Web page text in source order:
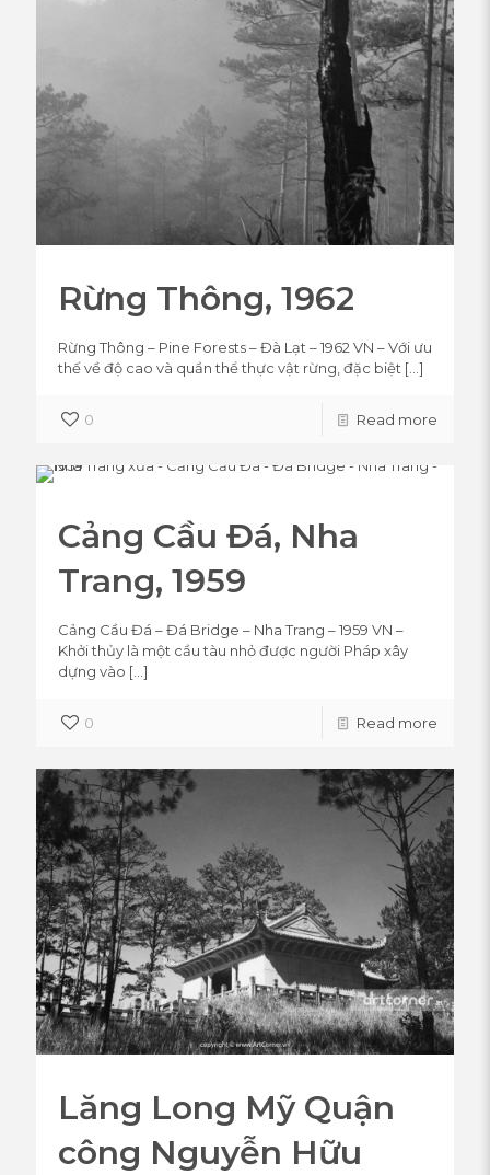
Rừng Thông, 1962
Rừng Thông – Pine Forests – Đà Lạt – 1962 VN – Với ưu
thế về độ cao và quần thể thực vật rừng, đặc biệt […]
0 Read more
Cảng Cầu Đá, Nha
Trang, 1959
Cảng Cầu Đá – Đá Bridge – Nha Trang – 1959 VN –
Khởi thủy là một cầu tàu nhỏ được người Pháp xây
dựng vào […]
0 Read more
Lăng Long Mỹ Quận
công Nguyễn Hữu